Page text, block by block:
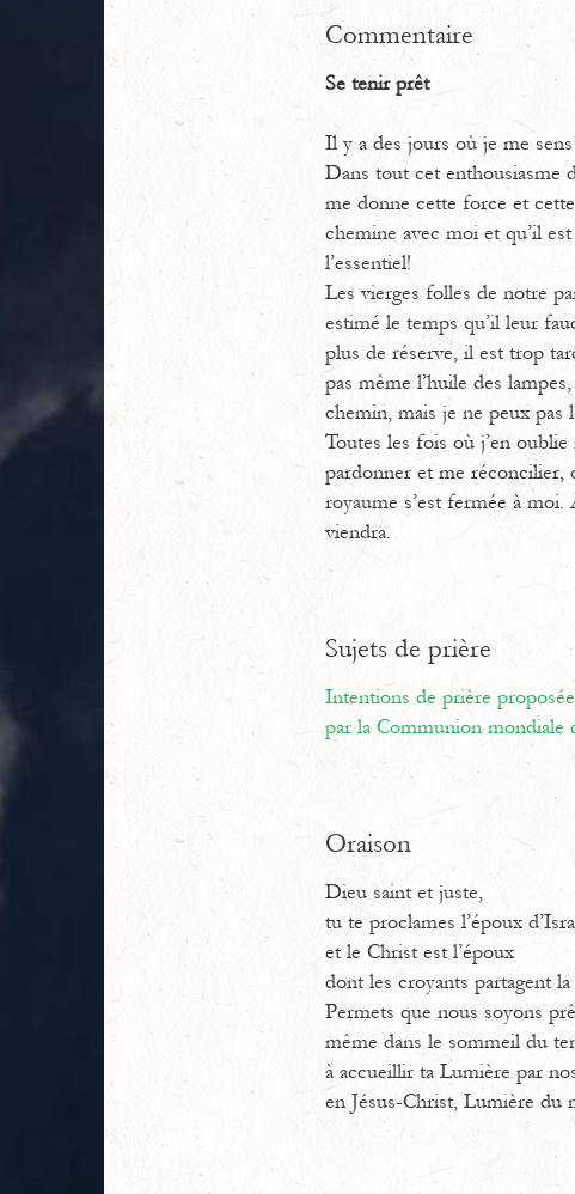
Commentaire
Se tenir prêt
Il y a des jours où je me
Dans tout cet enthousiasme
me donne cette force et
chemine avec moi et qu’il
l’essentiel!
Les vierges folles de notre
estimé le temps qu’il leur
plus de réserve, il est trop
pas même l’huile des
chemin, mais je ne peux pas
Toutes les fois où j’en oublie
pardonner et me réconcilier,
royaume s’est fermée à
viendra.
Sujets de prière
Intentions de prière
par la Communion mondiale
Oraison
Dieu saint et juste,
tu te proclames l’époux
et le Christ est l’époux
dont les croyants partagent
Permets que nous soyons
même dans le sommeil du
à accueillir ta Lumière par
en Jésus-Christ, Lumière du